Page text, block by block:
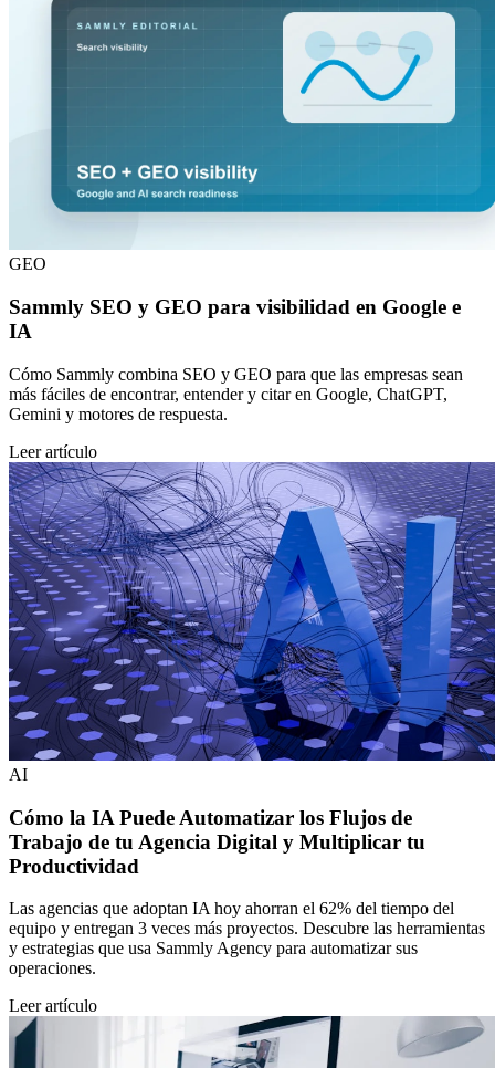
GEO
Sammly SEO y GEO para visibilidad en Google e
IA
Cómo Sammly combina SEO y GEO para que las empresas sean
más fáciles de encontrar, entender y citar en Google, ChatGPT,
Gemini y motores de respuesta.
Leer artículo
AI
Cómo la IA Puede Automatizar los Flujos de
Trabajo de tu Agencia Digital y Multiplicar tu
Productividad
Las agencias que adoptan IA hoy ahorran el 62% del tiempo del
equipo y entregan 3 veces más proyectos. Descubre las herramientas
y estrategias que usa Sammly Agency para automatizar sus
operaciones.
Leer artículo